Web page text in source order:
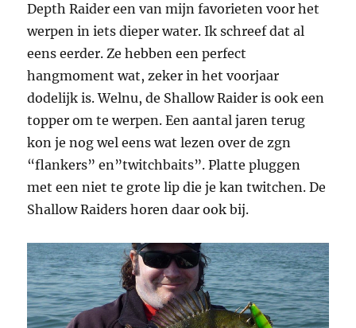
Depth Raider een van mijn favorieten voor het
werpen in iets dieper water. Ik schreef dat al
eens eerder. Ze hebben een perfect
hangmoment wat, zeker in het voorjaar
dodelijk is. Welnu, de Shallow Raider is ook een
topper om te werpen. Een aantal jaren terug
kon je nog wel eens wat lezen over de zgn
“flankers” en”twitchbaits”. Platte pluggen
met een niet te grote lip die je kan twitchen. De
Shallow Raiders horen daar ook bij.